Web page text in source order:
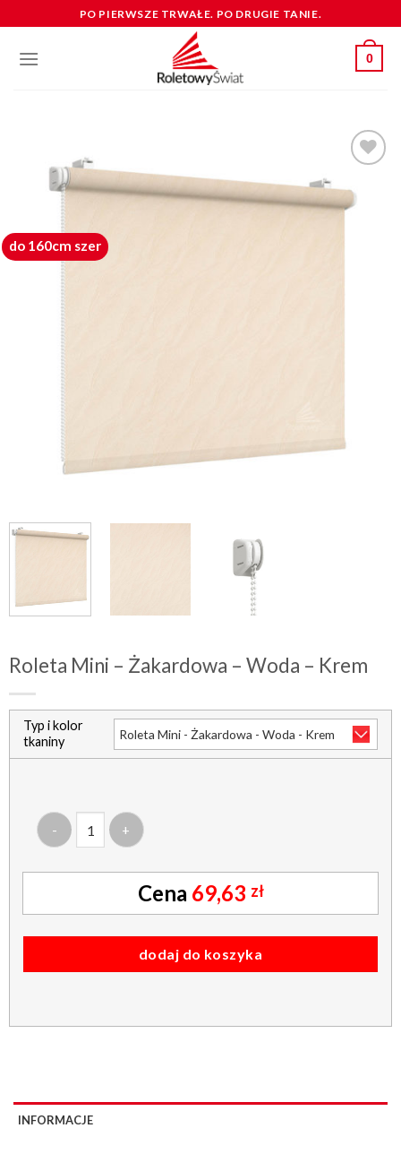
to
content
PO PIERWSZE TRWAŁE. PO DRUGIE TANIE.
0
do 160cm szer
dodaj do
Roleta Mini – Żakardowa – Woda – Krem
Typ i kolor
tkaniny
ilość roleta mini - żakardowa - woda - krem
dodaj do koszyka
69,63 zł
INFORMACJE